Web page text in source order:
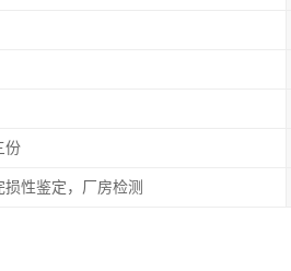
份
损性鉴定，厂房检测